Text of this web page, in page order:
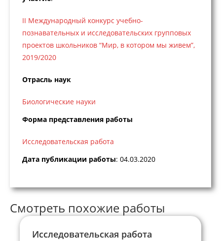
II Международный конкурс учебно-
познавательных и исследовательских групповых
проектов школьников “Мир, в котором мы живем”,
2019/2020
Отрасль наук
Биологические науки
Форма представления работы
Исследовательская работа
Дата публикации работы: 04.03.2020
Смотреть похожие работы
Исследовательская работа